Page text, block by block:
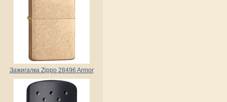
Зажигалка Zippo 28496 Armor